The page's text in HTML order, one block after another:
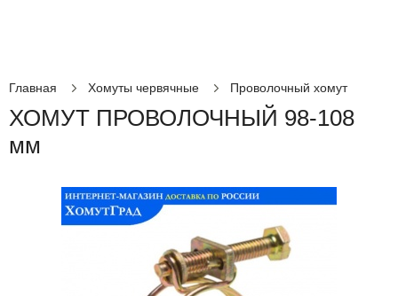
Главная Хомуты червячные Проволочный хомут
ХОМУТ ПРОВОЛОЧНЫЙ 98-108
мм